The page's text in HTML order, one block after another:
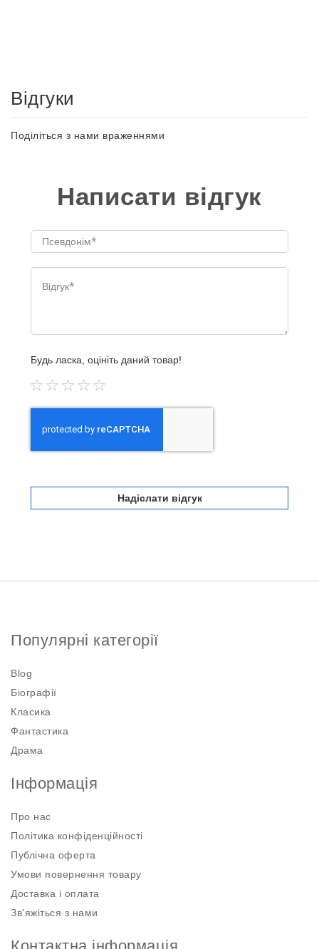
Відгуки
Поділіться з нами враженнями
Написати відгук
Будь ласка, оцініть даний товар!
Надіслати відгук
Популярні категорії
Blog
Біографії
Класика
Фантастика
Драма
Інформація
Про нас
Політика конфіденційності
Публічна оферта
Умови повернення товару
Доставка і оплата
Зв'яжіться з нами